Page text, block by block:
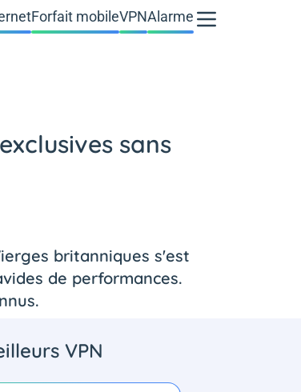
Forfait mobileVPNAlarme
sans
britanniques s'est
de performances.
VPN